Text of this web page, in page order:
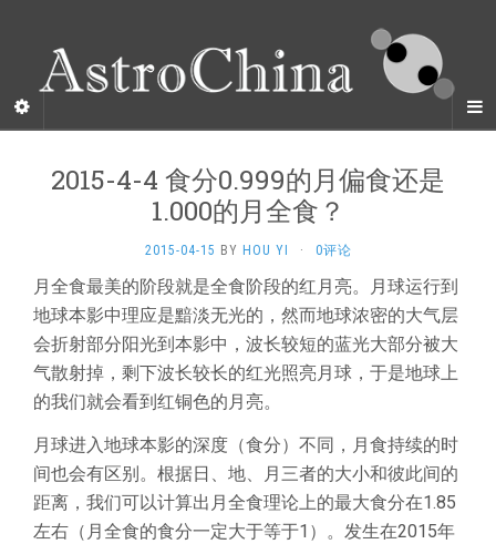
2015-4-4 食分0.999的月偏食还是
1.000的月全食？
2015-04-15 BY HOU YI · 0评论
月全食最美的阶段就是全食阶段的红月亮。月球运行到
地球本影中理应是黯淡无光的，然而地球浓密的大气层
会折射部分阳光到本影中，波长较短的蓝光大部分被大
气散射掉，剩下波长较长的红光照亮月球，于是地球上
的我们就会看到红铜色的月亮。
月球进入地球本影的深度（食分）不同，月食持续的时
间也会有区别。根据日、地、月三者的大小和彼此间的
距离，我们可以计算出月全食理论上的最大食分在1.85
左右（月全食的食分一定大于等于1）。发生在2015年